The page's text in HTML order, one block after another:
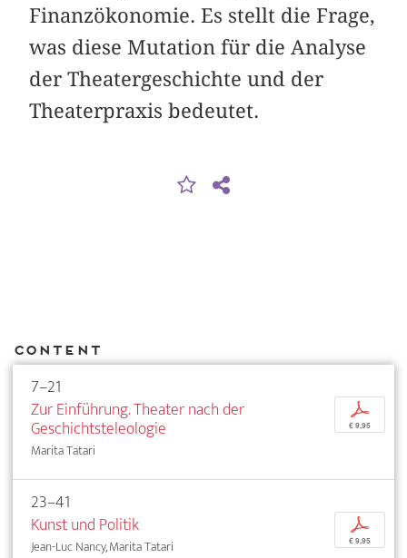
Finanzökonomie. Es stellt die Frage,
was diese Mutation für die Analyse
der Theatergeschichte und der
Theaterpraxis bedeutet.
Content
7–21
Zur Einführung. Theater nach der
Geschichtsteleologie
Marita Tatari
p
€ 9,95
23–41
Kunst und Politik
Jean-Luc Nancy, Marita Tatari
p
€ 9,95